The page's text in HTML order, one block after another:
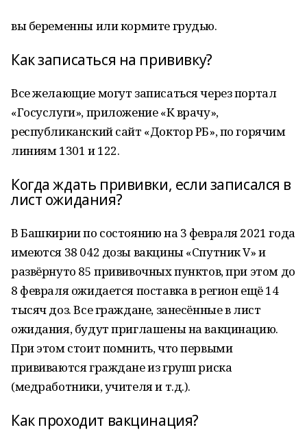
вы беременны или кормите грудью.
Как записаться на прививку?
Все желающие могут записаться через портал
«Госуслуги», приложение «К врачу»,
республиканский сайт «Доктор РБ», по горячим
линиям 1301 и 122.
Когда ждать прививки, если записался в
лист ожидания?
В Башкирии по состоянию на 3 февраля 2021 года
имеются 38 042 дозы вакцины «Спутник V» и
развёрнуто 85 прививочных пунктов, при этом до
8 февраля ожидается поставка в регион ещё 14
тысяч доз. Все граждане, занесённые в лист
ожидания, будут приглашены на вакцинацию.
При этом стоит помнить, что первыми
прививаются граждане из групп риска
(медработники, учителя и т.д.).
Как проходит вакцинация?